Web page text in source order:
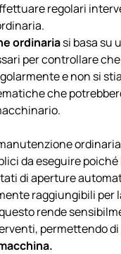
regolari
ordinariasi basa su
per controllare
e non si
che
da eseguire
di aperture
raggiungibili per
rende
permettendo di